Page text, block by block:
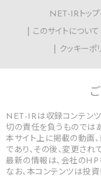
NET-IRトッ
このサイトについて
クッキーポ
NET-IRは収録コンテンツ
切の責任を負うものでは
本サイト上に掲載の動画
であり、その後、変更され
最新の情報は、会社のHP
なお、本コンテンツは投